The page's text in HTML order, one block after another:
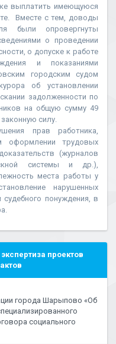
выплатить имеющуюся
Вместе с тем, доводы
были опровергнуты
о проведении
о допуске к работе
и показаниями
городским судом
об установлении
задолженности по
на общую сумму 49
силу.
прав работника,
оформлении трудовых
(журналов
системы и др.),
места работы у
нарушенных
понуждения, в
проектов
города Шарыпово «Об
социального